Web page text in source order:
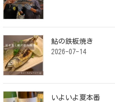
鮎の鉄板焼き ⁡
2026-07-14
いよいよ夏本番️ ⁡